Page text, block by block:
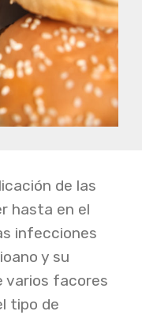
de las
hasta en el
infecciones
y su
varios facores
tipo de